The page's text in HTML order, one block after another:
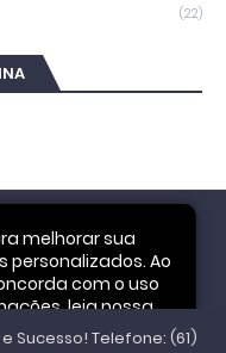
(22)
melhorar sua
personalizados. Ao
com o uso
leia nossa
Sucesso! Telefone: (61)